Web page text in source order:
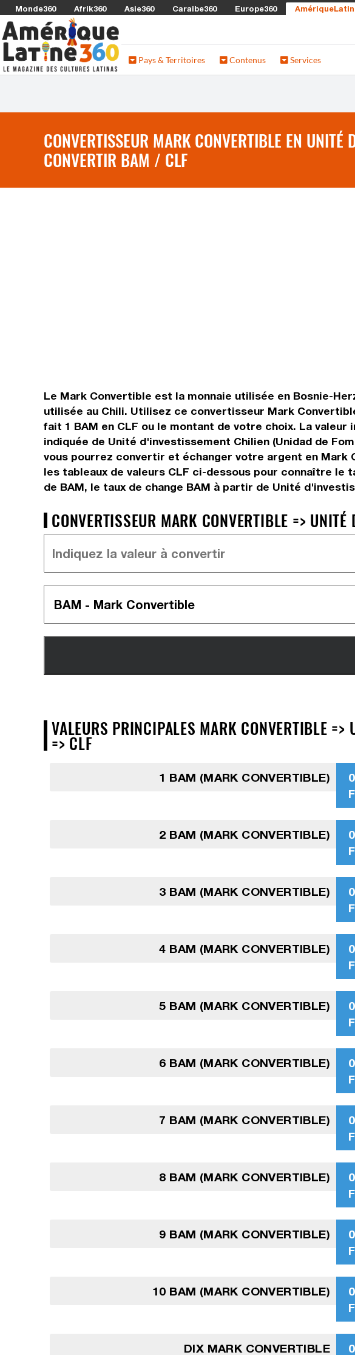
Monde360 Afrik360 Asie360 Caraibe360 Europe360
Pays & Territoires Contenus Services
CONVERTISSEUR MARK CONVERTIBLE EN
CONVERTIR BAM / CLF
Le Mark Convertible est la monnaie utilisée en Bosnie-
utilisée au Chili. Utilisez ce convertisseur Mark
fait 1 BAM en CLF ou le montant de votre choix. La
indiquée de Unité d'investissement Chilien (Unidad de
vous pourrez convertir et échanger votre argent en Mark
les tableaux de valeurs CLF ci-dessous pour connaître le
de BAM, le taux de change BAM à partir de Unité
CONVERTISSEUR MARK CONVERTIBLE =>
VALEURS PRINCIPALES MARK CONVERTIBLE
=> CLF
1 BAM (MARK CONVERTIBLE)
2 BAM (MARK CONVERTIBLE)
3 BAM (MARK CONVERTIBLE)
4 BAM (MARK CONVERTIBLE)
5 BAM (MARK CONVERTIBLE)
6 BAM (MARK CONVERTIBLE)
7 BAM (MARK CONVERTIBLE)
8 BAM (MARK CONVERTIBLE)
9 BAM (MARK CONVERTIBLE)
10 BAM (MARK CONVERTIBLE)
DIX MARK CONVERTIBLE